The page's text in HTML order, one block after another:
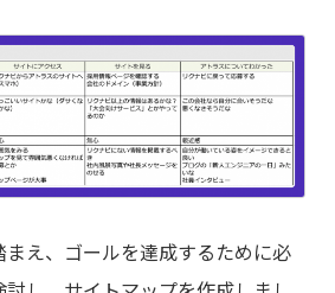
まえ、ゴールを達成するために必